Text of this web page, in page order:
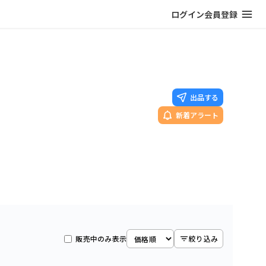
ログイン会員登録
出品する
新着アラート
販売中のみ表示 絞り込み